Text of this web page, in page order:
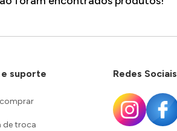
suporte
de troca
Redes Sociais